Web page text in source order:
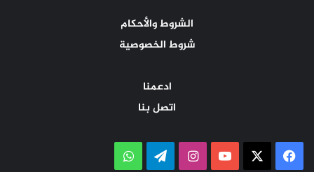
الشروط والأحكام
شروط الخصوصية
ادعمنا
اتصل بنا
فيسبوك ‫YouTubeانستقرامتيلقرامواتساب